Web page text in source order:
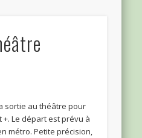
sortie au théâtre pour
Le départ est prévu à
métro. Petite précision,